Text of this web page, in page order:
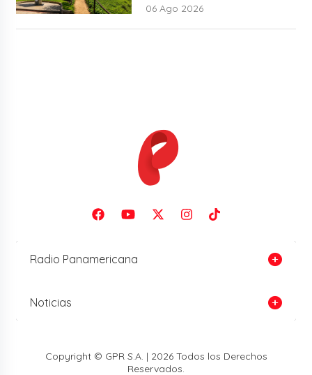
06 Ago 2026
Radio Panamericana
Noticias
Copyright © GPR S.A. | 2026 Todos los Derechos
Reservados.